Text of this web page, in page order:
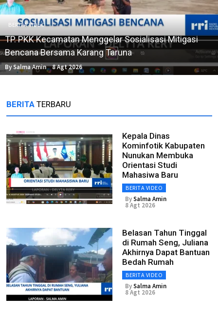
BERITA VIDEO
TP. PKK Kecamatan Menggelar Sosialisasi Mitigasi
Bencana Bersama Karang Taruna
By Salma Amin 8 Agt 2026
BERITA TERBARU
Kepala Dinas
Kominfotik Kabupaten
Nunukan Membuka
Orientasi Studi
Mahasiwa Baru
BERITA VIDEO
BySalma Amin
8 Agt 2026
Belasan Tahun Tinggal
di Rumah Seng, Juliana
Akhirnya Dapat Bantuan
Bedah Rumah
BERITA VIDEO
BySalma Amin
8 Agt 2026